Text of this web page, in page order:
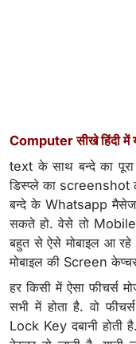
Computer सीखे हिंदी में
text के साथ बन्दे का
डिस्प्ले का screenshot
बन्दे के Whatsapp
सकते हो. वेसे तो
बहुत से ऐसे मोबाइल आ रहे
मोबाइल की Screen
हर किसी में ऐसा फीचर्स
सभी में होता है. वो
Lock Key दबानी